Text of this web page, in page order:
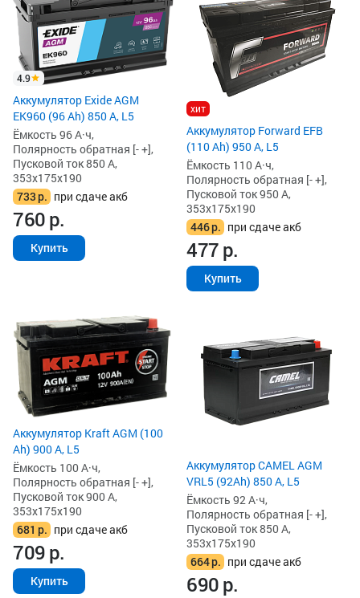
4.9
Аккумулятор Exide AGM
EK960 (96 Ah) 850 А, L5
Ёмкость 96 А·ч,
Полярность обратная [- +],
Пусковой ток 850 А,
353x175x190
733р. при сдаче акб
760р.
Купить
хит
Аккумулятор Forward EFB
(110 Ah) 950 А, L5
Ёмкость 110 А·ч,
Полярность обратная [- +],
Пусковой ток 950 А,
353x175x190
446р. при сдаче акб
477р.
Купить
Аккумулятор Kraft AGM (100
Ah) 900 А, L5
Ёмкость 100 А·ч,
Полярность обратная [- +],
Пусковой ток 900 А,
353x175x190
681 р. при сдаче акб
709р.
Купить
Аккумулятор CAMEL AGM
VRL5 (92Ah) 850 А, L5
Ёмкость 92 А·ч,
Полярность обратная [- +],
Пусковой ток 850 А,
353x175x190
664р. при сдаче акб
690р.